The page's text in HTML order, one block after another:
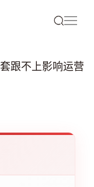
跟不上影响运营